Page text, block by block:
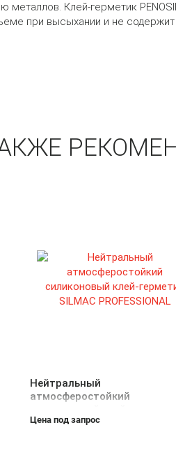
Клей-герметик
при высыхании и не
Нейтральный
атмосферостойкий
SILMAC PROFESSIONAL
Цена под запрос